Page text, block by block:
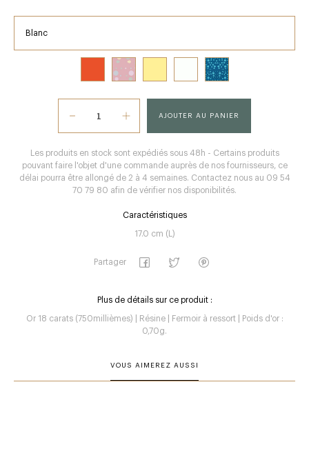
Blanc
AJOUTER AU PANIER
Les produits en stock sont expédiés sous 48h - Certains produits
pouvant faire l'objet d'une commande auprès de nos fournisseurs, ce
délai pourra être allongé de 2 à 4 semaines. Contactez nous au 09 54
70 79 80 afin de vérifier nos disponibilités.
Caractéristiques
17.0 cm (L)
Partager
Plus de détails sur ce produit :
Or 18 carats (750millièmes) | Résine | Fermoir à ressort | Poids d'or :
0,70g.
VOUS AIMEREZ AUSSI